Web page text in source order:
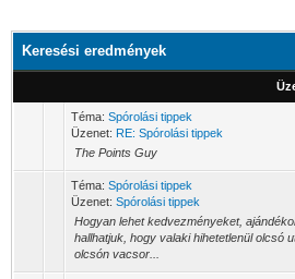
Keresési eredmények
Téma: Spórolási tippek
Üzenet: RE: Spórolási tippek
The Points Guy
Téma: Spórolási tippek
Üzenet: Spórolási tippek
Hogyan lehet kedvezményeket,
hallhatjuk, hogy valaki hihetetlenül olcsó
olcsón vacsor...